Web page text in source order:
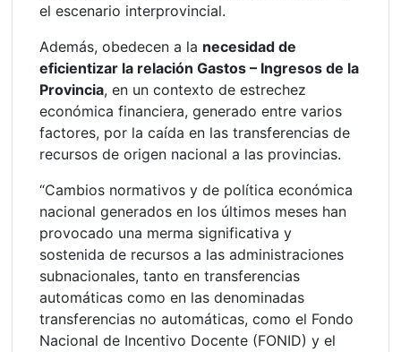
el escenario interprovincial.
Además, obedecen a la necesidad de
eficientizar la relación Gastos – Ingresos de la
Provincia, en un contexto de estrechez
económica financiera, generado entre varios
factores, por la caída en las transferencias de
recursos de origen nacional a las provincias.
“Cambios normativos y de política económica
nacional generados en los últimos meses han
provocado una merma significativa y
sostenida de recursos a las administraciones
subnacionales, tanto en transferencias
automáticas como en las denominadas
transferencias no automáticas, como el Fondo
Nacional de Incentivo Docente (FONID) y el